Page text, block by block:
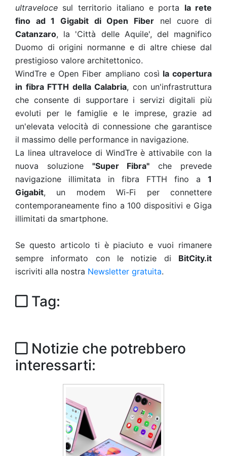
ultraveloce sul territorio italiano e porta la rete
fino ad 1 Gigabit di Open Fiber nel cuore di
Catanzaro, la 'Città delle Aquile', del magnifico
Duomo di origini normanne e di altre chiese dal
prestigioso valore architettonico.
WindTre e Open Fiber ampliano così la copertura
in fibra FTTH della Calabria, con un'infrastruttura
che consente di supportare i servizi digitali più
evoluti per le famiglie e le imprese, grazie ad
un'elevata velocità di connessione che garantisce
il massimo delle performance in navigazione.
La linea ultraveloce di WindTre è attivabile con la
nuova soluzione "Super Fibra" che prevede
navigazione illimitata in fibra FTTH fino a 1
Gigabit, un modem Wi-Fi per connettere
contemporaneamente fino a 100 dispositivi e Giga
illimitati da smartphone.
Se questo articolo ti è piaciuto e vuoi rimanere
sempre informato con le notizie di BitCity.it
iscriviti alla nostra Newsletter gratuita.
Tag:
Notizie che potrebbero
interessarti: